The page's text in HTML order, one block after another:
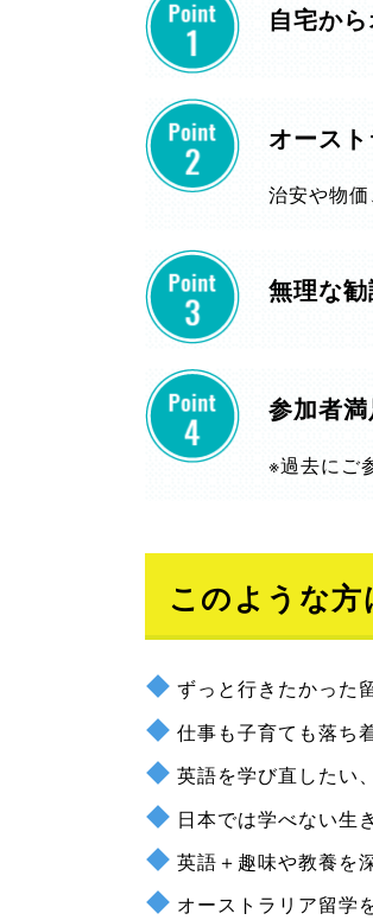
自宅か
オース
治安や物
無理な
参加者
※過去にご
このような
ずっと行きたかった
仕事も子育ても落ち
英語を学び直したい
日本では学べない生
英語＋趣味や教養を
オーストラリア留学